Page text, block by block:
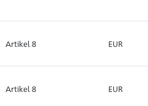
Artikel 8 EUR
Artikel 8 EUR